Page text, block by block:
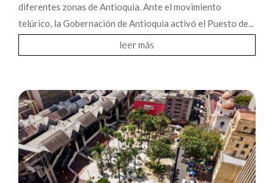
diferentes zonas de Antioquia. Ante el movimiento
telúrico, la Gobernación de Antioquia activó el Puesto de...
leer más